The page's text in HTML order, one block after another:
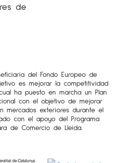
de
del Fondo Europeo de
es mejorar la competitividad
ha puesto en marcha un Plan
con el objetivo de mejorar
mercados exteriores durante el
con el apoyo del Programa
de Comercio de Lleida.